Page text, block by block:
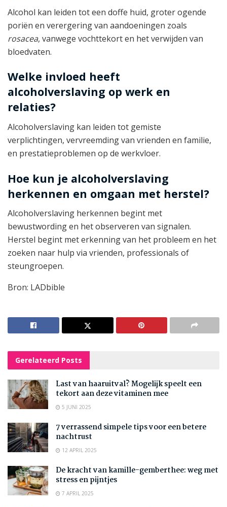
Alcohol kan leiden tot een doffe huid, groter ogende
poriën en verergering van aandoeningen zoals
rosacea, vanwege vochttekort en het verwijden van
bloedvaten.
Welke invloed heeft
alcoholverslaving op werk en
relaties?
Alcoholverslaving kan leiden tot gemiste
verplichtingen, vervreemding van vrienden en familie,
en prestatieproblemen op de werkvloer.
Hoe kun je alcoholverslaving
herkennen en omgaan met herstel?
Alcoholverslaving herkennen begint met
bewustwording en het observeren van signalen.
Herstel begint met erkenning van het probleem en het
zoeken naar hulp via vrienden, professionals of
steungroepen.
Bron: LADbible
Gerelateerd Posts
Last van haaruitval? Mogelijk speelt een
tekort aan deze vitaminen mee
5 JUNI 2025
7 verrassend simpele tips voor een betere
nachtrust
12 APRIL 2025
De kracht van kamille-gemberthee: weg met
stress en pijntjes
7 APRIL 2025